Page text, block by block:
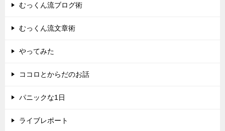
むっくん流ブログ術
むっくん流文章術
やってみた
ココロとからだのお話
パニックな1日
ライブレポート